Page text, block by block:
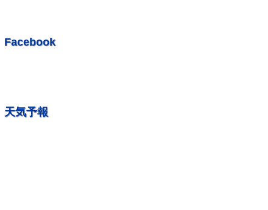
R5.3.21釣果情報更新しました。
Facebook
天気予報